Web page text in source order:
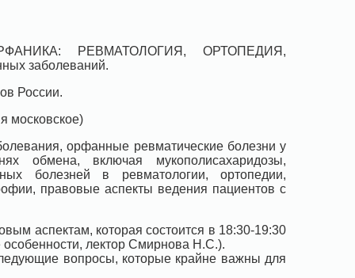
РЕВМАТОЛОГИЯ, ОРТОПЕДИЯ,
заболеваний.
России.
московское)
орфанные ревматические болезни у
обмена, включая мукополисахаридозы,
болезней в ревматологии, ортопедии,
правовые аспекты ведения пациентов с
аспектам, которая состоится в 18:30-19:30
лектор Смирнова Н.С.).
вопросы, которые крайне важны для